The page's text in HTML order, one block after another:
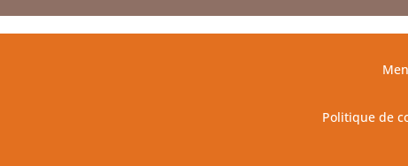
Politique de